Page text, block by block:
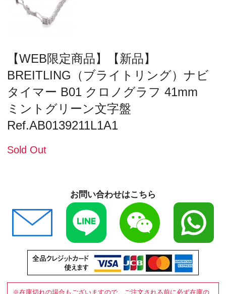
【WEB限定商品】【新品】
BREITLING（ブライトリング）ナビ
タイマー B01 クロノグラフ 41mm
ミントグリーン文字盤
Ref.AB0139211L1A1
Sold Out
お問い合わせはこちら
※在庫切れの場合もございますので、ご注文される前に必ず在庫の